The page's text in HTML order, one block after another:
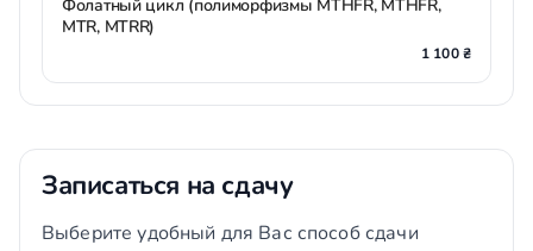
Фолатный цикл (полиморфизмы MTHFR, MTHFR,
MTR, MTRR)
1 100 ₴
Записаться на сдачу
Выберите удобный для Вас способ сдачи